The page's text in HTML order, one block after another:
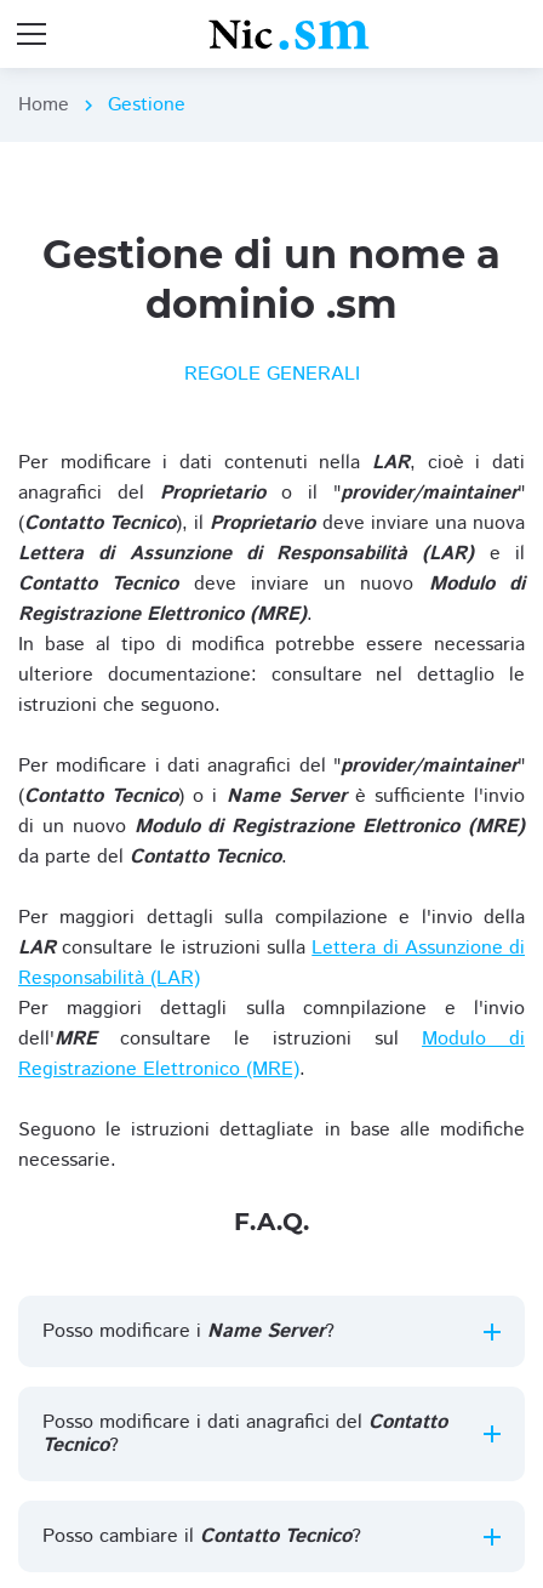
Home chevron_right Gestione
Gestione di un nome a
dominio .sm
REGOLE GENERALI
Per modificare i dati contenuti nella LAR, cioè i dati
anagrafici del Proprietarioo il "provider/maintainer"
(Contatto Tecnico), il Proprietariodeve inviare una nuova
Lettera di Assunzione di Responsabilità (LAR)e il
Contatto Tecnicodeve inviare un nuovo Modulo di
Registrazione Elettronico (MRE).
In base al tipo di modifica potrebbe essere necessaria
ulteriore documentazione: consultare nel dettaglio le
istruzioni che seguono.
Per modificare i dati anagrafici del "provider/maintainer"
(Contatto Tecnico) o i Name Serverè sufficiente l'invio
di un nuovo Modulo di Registrazione Elettronico (MRE)
da parte del Contatto Tecnico.
Per maggiori dettagli sulla compilazione e l'invio della
LARconsultare le istruzioni sullaLettera di Assunzione di
Responsabilità (LAR)
Per maggiori dettagli sulla comnpilazione e l'invio
dell'MREconsultare le istruzioni sul Modulo di
Registrazione Elettronico (MRE).
Seguono le istruzioni dettagliate in base alle modifiche
necessarie.
F.A.Q.
Posso modificare i Name Server?
Posso modificare i dati anagrafici del Contatto
Tecnico?
Posso cambiare il Contatto Tecnico?